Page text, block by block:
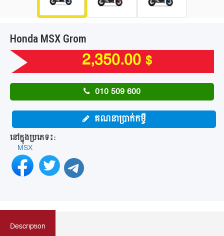
Honda MSX Grom
2,350.00 $
010 509 600
គណនាប្រាក់កម្ចី
នៅក្នុងប្រភេទ៖:
MSX
Description